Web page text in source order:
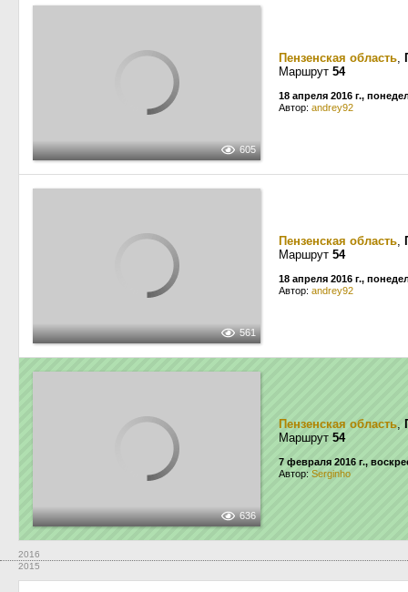
605
Пензенская область,
Маршрут 54
18 апреля 2016 г.,
Автор: andrey92
561
Пензенская область,
Маршрут 54
18 апреля 2016 г.,
Автор: andrey92
636
Пензенская область,
Маршрут 54
7 февраля 2016 г.,
Автор: Serginho
2016
2015